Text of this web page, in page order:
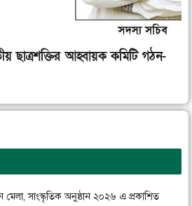
ছাত্রশক্তির আহ্বায়ক কমিটি গঠন-
মেলা, সাংস্কৃতিক অনুষ্ঠান ২০২৬ এ প্রকাশিত